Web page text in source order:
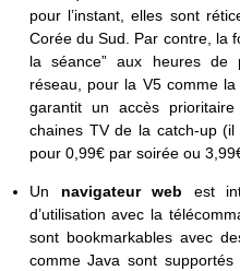
pour l’instant, elles sont
Corée du Sud. Par contre, la
la séance” aux heures de
réseau, pour la V5 comme
garantit un accès
chaines TV de la catch-up
pour 0,99€ par soirée ou
Un navigateur web est
d’utilisation avec la
sont bookmarkables avec
comme Java sont